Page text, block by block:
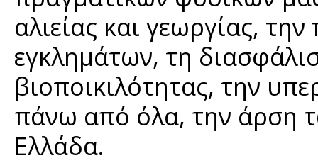
αλιείας και γεωργίας,
εγκλημάτων, τη
βιοποικιλότητας, την
πάνω από όλα, την άρση
Ελλάδα.